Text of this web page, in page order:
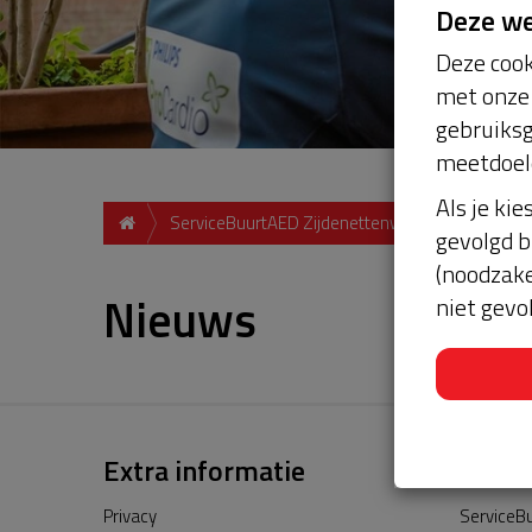
ServiceBuurtAED Zijdenettenweg 8256 pl
Nieuws
Extra informatie
Privacy
Deze
Deze
met
Als je
gevolgd
niet